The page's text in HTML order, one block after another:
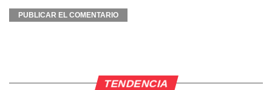
TENDENCIA